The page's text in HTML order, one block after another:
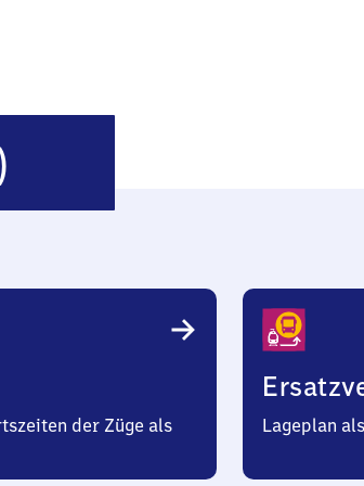
(rechts
Pegnitz)
der Züge als
Lageplan